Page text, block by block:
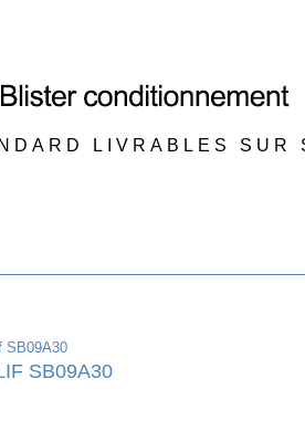
LIVRABLES SUR
SB09A30
SB09A30